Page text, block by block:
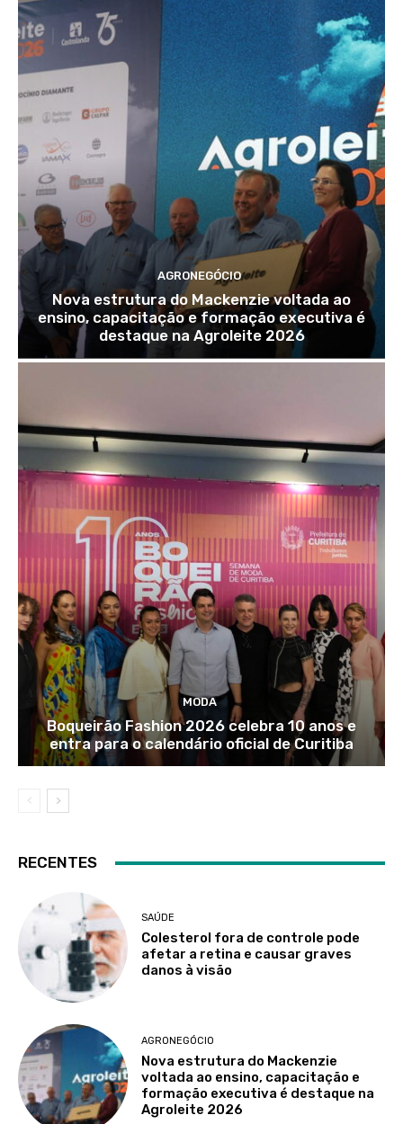
AGRONEGÓCIO
Nova estrutura do Mackenzie voltada ao
ensino, capacitação e formação executiva é
destaque na Agroleite 2026
MODA
Boqueirão Fashion 2026 celebra 10 anos e
entra para o calendário oficial de Curitiba
RECENTES
SAÚDE
Colesterol fora de controle pode
afetar a retina e causar graves
danos à visão
AGRONEGÓCIO
Nova estrutura do Mackenzie
voltada ao ensino, capacitação e
formação executiva é destaque na
Agroleite 2026